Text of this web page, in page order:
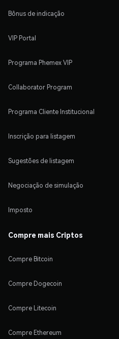
Bônus de indicação
VIP Portal
Programa Phemex VIP
Collaborator Program
Programa Cliente Institucional
Inscrição para listagem
Sugestões de listagem
Negociação de simulação
Imposto
Compre mais Criptos
Compre Bitcoin
Compre Dogecoin
Compre Litecoin
Compre Ethereum